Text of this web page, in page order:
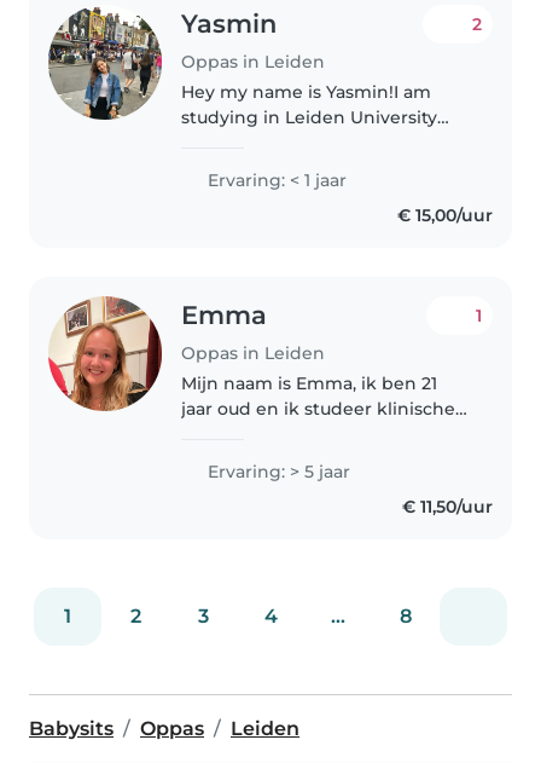
Yasmin
Oppas in Leiden
2
Hey my name is Yasmin!I am
studying in Leiden University
back in Turkey since I was 16 and
I have been giving dance lessons
to children from ages 5 to 12..
Ervaring: < 1 jaar
€ 15,00/uur
Emma
Oppas in Leiden
1
Mijn naam is Emma, ik ben 21
jaar oud en ik studeer klinische
Amsterdam. Als bijbaan werk ik
in de kinderopvang waar ik ook
mijn certificaten voor heb
Ervaring: > 5 jaar
€ 11,50/uur
1 2 3 4 ... 8
Babysits Oppas Leiden